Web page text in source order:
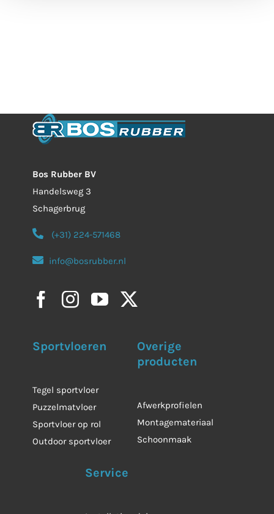
Bos Rubber BV
Handelsweg 3
Schagerbrug
(+31) 224-571468
info@bosrubber.nl
Sportvloeren
Tegel sportvloer
Puzzelmatvloer
Sportvloer op rol
Outdoor sportvloer
Overige
producten
Afwerkprofielen
Montagemateriaal
Schoonmaak
Service